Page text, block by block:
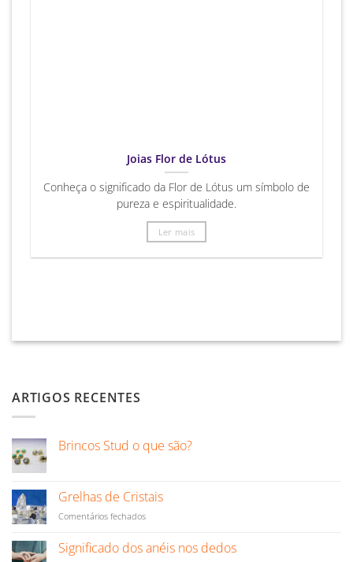
Joias Flor de Lótus
Conheça o significado da Flor de Lótus um símbolo de
pureza e espiritualidade.
Ler mais
ARTIGOS RECENTES
Brincos Stud o que são?
Brincos
Stud
o
que
Grelhas de Cristais
Comentários fechadosem
Cristais
Significado dos anéis nos dedos